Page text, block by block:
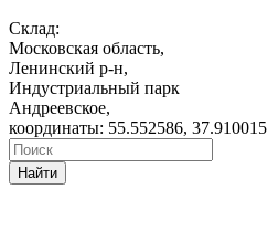
Склад:
Московская область,
Ленинский р-н,
Индустриальный парк
Андреевское,
координаты: 55.552586, 37.910015
Найти